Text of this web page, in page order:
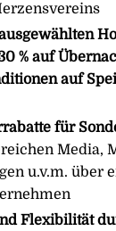
% auf
auf
für
Media,
u.v.m. über
Flexibilität